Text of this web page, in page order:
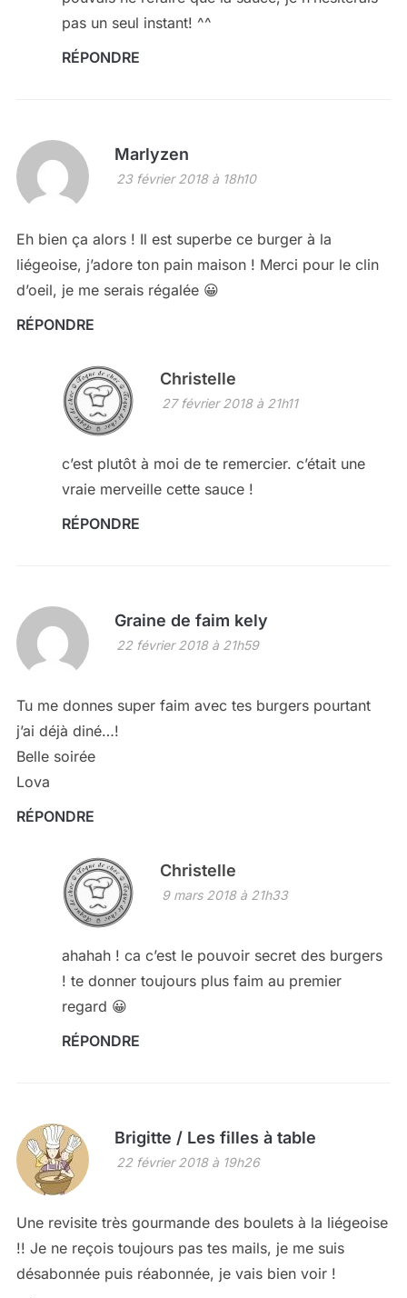
pas un seul instant! ^^
RÉPONDRE
Marlyzen
23 février 2018 à 18h10
Eh bien ça alors ! Il est superbe ce burger à la
liégeoise, j’adore ton pain maison ! Merci pour le clin
d’oeil, je me serais régalée 😀
RÉPONDRE
Christelle
27 février 2018 à 21h11
c’est plutôt à moi de te remercier. c’était une
vraie merveille cette sauce !
RÉPONDRE
Graine de faim kely
22 février 2018 à 21h59
Tu me donnes super faim avec tes burgers pourtant
j’ai déjà diné…!
Belle soirée
Lova
RÉPONDRE
Christelle
9 mars 2018 à 21h33
ahahah ! ca c’est le pouvoir secret des burgers
! te donner toujours plus faim au premier
regard 😀
RÉPONDRE
Brigitte / Les filles à table
22 février 2018 à 19h26
Une revisite très gourmande des boulets à la liégeoise
!! Je ne reçois toujours pas tes mails, je me suis
désabonnée puis réabonnée, je vais bien voir !